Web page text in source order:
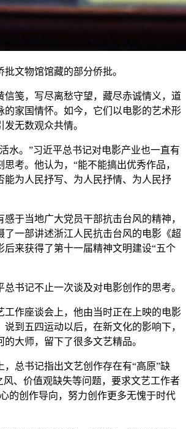
批文物馆馆藏的部分侨批。
信笺，写尽离愁守望，藏尽赤诚情义，道
的家国情怀。如今，它们以电影的艺术形
无数观众共情。
水。”习近平总书记对电影产业也一直有
考。他认为，“能不能搞出优秀作品，
能为人民抒写、为人民抒情、为人民抒
于当地广大党员干部抗击台风的精神，
了一部讲述浙江人民抗击台风的电影《超
后来获得了第十一届精神文明建设“五个
书记不止一次谈及对电影创作的思考。
工作座谈会上，他由当时正在上映的电影
说到五四运动以后，在新文化的影响下，
大师，留下了很多文艺精品。
，总书记指出文艺创作存在有“高原”缺
风、价值观缺失等问题，要求文艺工作者
的创作导向，努力创作更多无愧于时代